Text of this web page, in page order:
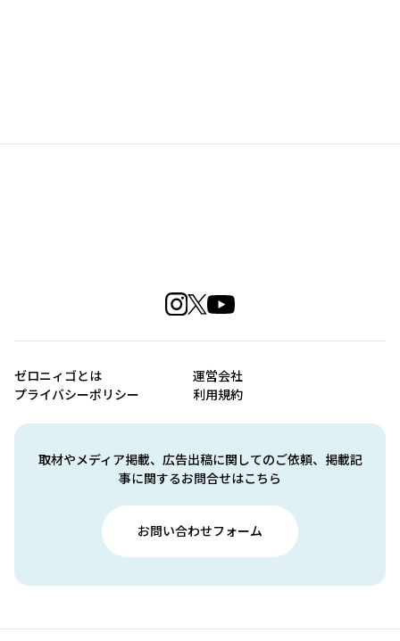
取材やメディア掲載、広告出稿に関してのご依頼、掲載記
事に関するお問合せはこちら
お問い合わせフォーム
ゼロニィゴとは
運営会社
プライバシーポリシー
利用規約